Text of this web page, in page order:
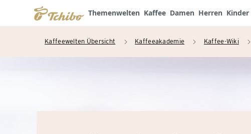
Themenwelten Kaffee Damen Herren Kinder
Kaffeewelten Übersicht arrow_right Kaffeeakademie arrow_right Kaffee-Wiki arrow_right